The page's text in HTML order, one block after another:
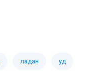
ладан уд